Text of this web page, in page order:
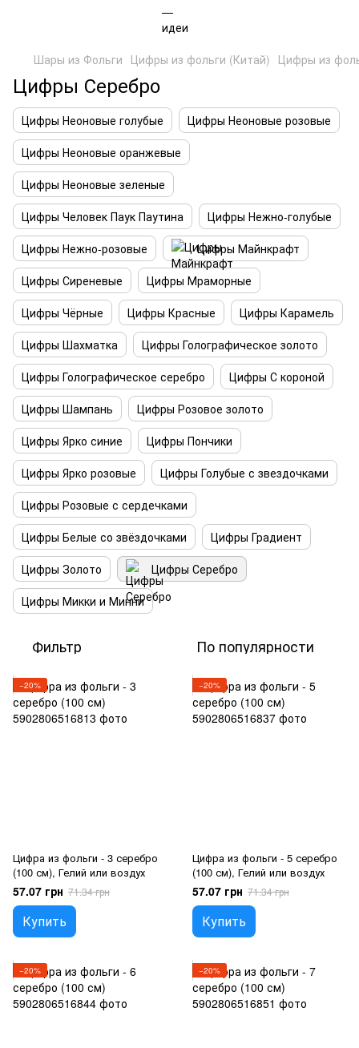
Шары из Фольги Цифры из фольги (Китай) Цифры из
Цифры Серебро
Цифры Неоновые голубые
Цифры Неоновые розовые
Цифры Неоновые оранжевые
Цифры Неоновые зеленые
Цифры Человек Паук Паутина
Цифры Нежно-голубые
Цифры Нежно-розовые
Цифры Майнкрафт
Цифры Сиреневые
Цифры Мраморные
Цифры Чёрные
Цифры Красные
Цифры Карамель
Цифры Шахматка
Цифры Голографическое золото
Цифры Голографическое серебро
Цифры С короной
Цифры Шампань
Цифры Розовое золото
Цифры Ярко синие
Цифры Пончики
Цифры Ярко розовые
Цифры Голубые с звездочками
Цифры Розовые с сердечками
Цифры Белые со звёздочками
Цифры Градиент
Цифры Золото
Цифры Серебро
Цифры Микки и Минни
Фильтр По популярности
−20%
Цифра из фольги - 3 серебро
(100 см), Гелий или воздух
57.07 грн 71.34 грн
Купить
−20%
Цифра из фольги - 5 серебро
(100 см), Гелий или воздух
57.07 грн 71.34 грн
Купить
−20% −20%